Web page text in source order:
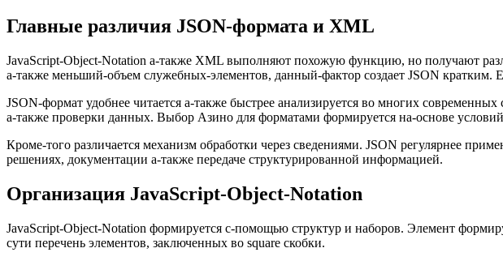
Главные различия JSON-формата и XML
JavaScript-Object-Notation а-также XML выполняют похожую функцию, но получают
а-также меньший-объем служебных-элементов, данный-фактор создает JSON кратким.
JSON-формат удобнее читается а-также быстрее анализируется во многих
а-также проверки данных. Выбор Азино для форматами формируется на-основе
Кроме-того различается механизм обработки через сведениями. JSON регулярнее
решениях, документации а-также передаче структурированной информацией.
Организация JavaScript-Object-Notation
JavaScript-Object-Notation формируется с-помощью структур и наборов. Элемент
сути перечень элементов, заключенных во square скобки.